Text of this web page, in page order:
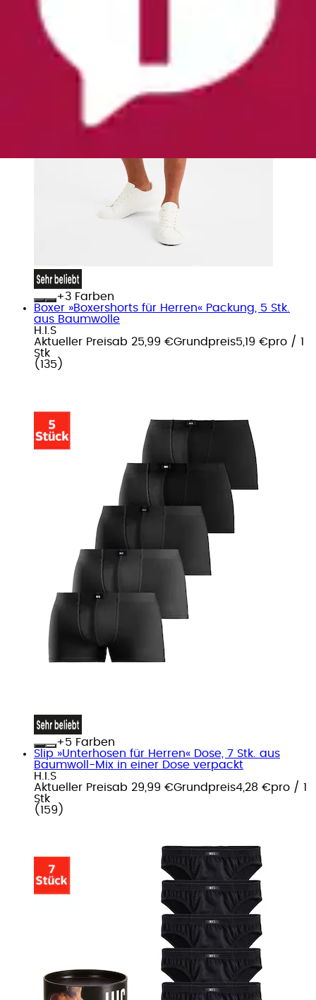
+
Farben
Boxer »Boxershorts für Herren« Packung, 5 Stk.
aus Baumwolle
H.I.S
Aktueller Preisab 25,99 €Grundpreis5,19 €pro / 1
Stk
( 135 )
+
Farben
Slip »Unterhosen für Herren« Dose, 7 Stk. aus
Baumwoll-Mix in einer Dose verpackt
H.I.S
Aktueller Preisab 29,99 €Grundpreis4,28 €pro / 1
Stk
( 159 )